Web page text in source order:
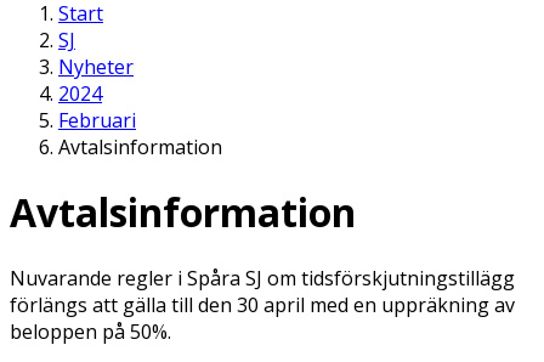
Start
SJ
Nyheter
2024
Februari
Avtalsinformation
Avtalsinformation
Nuvarande regler i Spåra SJ om tidsförskjutningstillägg
förlängs att gälla till den 30 april med en uppräkning av
beloppen på 50%.